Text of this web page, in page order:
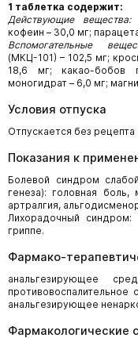
1 таблетка содержит:
Действующие вещества:
кофеин – 30,0 мг;
Вспомогательные
(МКЦ-101) – 102,5 мг;
18,6 мг; какао-бобов
моногидрат – 6,0 мг;
Условия отпуска
Отпускается без рецепта
Показания к
Болевой синдром
генеза): го­ловная боль,
артралгия,
Лихорадочный синдром:
гриппе.
Фармако-
анальгезирующее
анальгезирующее
Фармакологические